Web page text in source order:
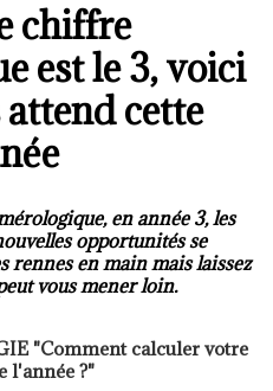
chiffre
est le 3, voici
cette
en année 3, les
opportunités se
rennes en main mais laissez
vous mener loin.
"Comment calculer votre
l'année ?"